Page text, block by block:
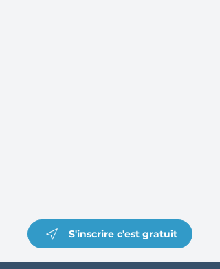
S'inscrire c'est gratuit